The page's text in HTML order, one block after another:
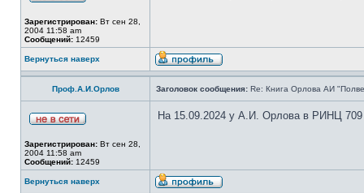
Зарегистрирован: Вт сен 28,
2004 11:58 am
Сообщений: 12459
Вернуться наверх
Проф.А.И.Орлов Заголовок сообщения: Re: Книга Орлова АИ
Зарегистрирован: Вт сен 28,
2004 11:58 am
Сообщений: 12459
На 15.09.2024 у А.И. Орлова в РИНЦ 709
Вернуться наверх